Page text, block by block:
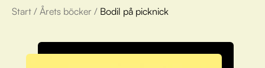
Årets böcker
Om Stora bokvalet
Start / Årets böcker / Bodil på picknick